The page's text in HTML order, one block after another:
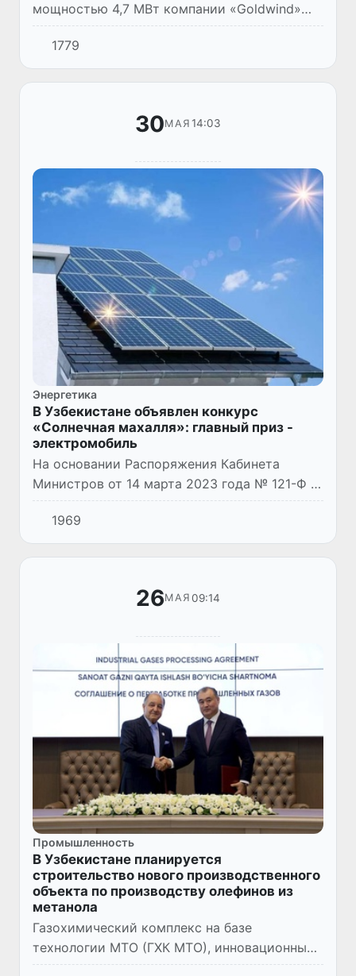
мощностью 4,7 МВт компании «Goldwind»
(КНР) в рамках строительства ветряной
электростанции общей мощностью 500 МВт
в Томдинском районе Навоийской...
1779
30МАЯ 14:03
Энергетика
В Узбекистане объявлен конкурс
«Солнечная махалля»: главный приз -
электромобиль
На основании Распоряжения Кабинета
Министров от 14 марта 2023 года № 121-Ф в
целях обеспечения широкого внедрения
маломощных солнечных фотоэлектрических
систем у населения, Министе...
1969
26МАЯ 09:14
Промышленность
В Узбекистане планируется
строительство нового производственного
объекта по производству олефинов из
метанола
Газохимический комплекс на базе
технологии МТО (ГХК МТО), инновационный
лидер в области производства полимеров в